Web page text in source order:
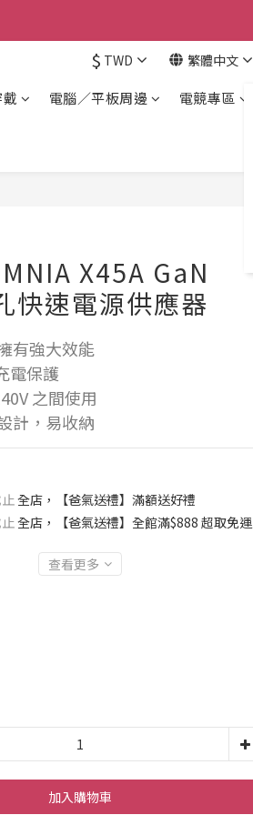
$ TWD 繁體中文
電腦／平板周邊
電競專區
X45A GaN
快速電源供應器
有強大效能
電保護
之間使用
計，易收納
全店，【爸氣送禮】滿額送好禮
全店，【爸氣送禮】全館滿$888 超取免運
查看更多
加入購物車